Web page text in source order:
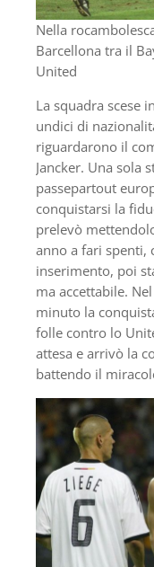
Nella
Barcellona tra il
United
La squadra scese
undici di
riguardarono il
Jancker. Una sola
passepartout
conquistarsi la
prelevò
anno a fari spenti,
inserimento, poi
ma accettabile.
minuto la
folle contro lo
attesa e arrivò la
battendo il